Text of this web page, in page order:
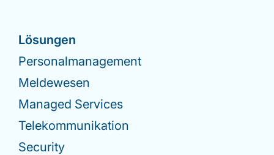
Lösungen
Personalmanagement
Meldewesen
Managed Services
Telekommunikation
Security